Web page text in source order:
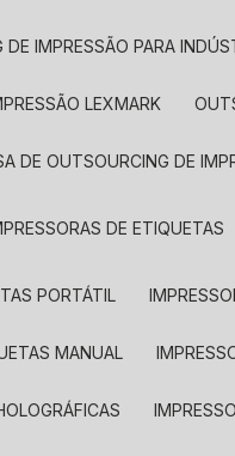
DE IMPRESSÃO PARA
LEXMARK
DE OUTSOURCING DE
DE ETIQUETAS
PORTÁTIL
MANUAL